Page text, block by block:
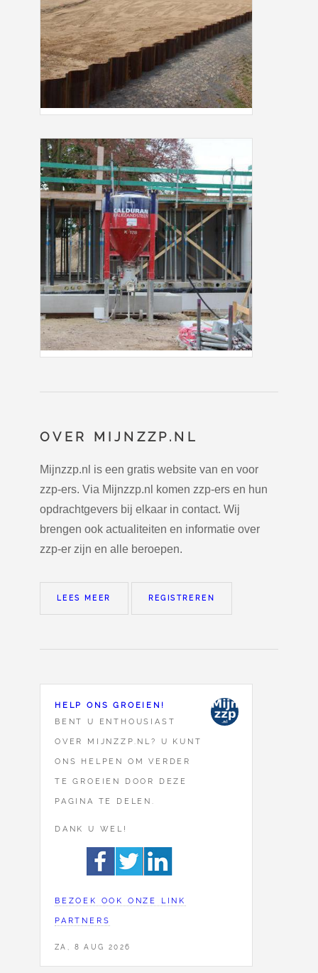
OVER MIJNZZP.NL
Mijnzzp.nl is een gratis website van en voor
zzp-ers. Via Mijnzzp.nl komen zzp-ers en hun
opdrachtgevers bij elkaar in contact. Wij
brengen ook actualiteiten en informatie over
zzp-er zijn en alle beroepen.
LEES MEER REGISTREREN
HELP ONS GROEIEN!
BENT U ENTHOUSIAST
OVER MIJNZZP.NL? U KUNT
ONS HELPEN OM VERDER
TE GROEIEN DOOR DEZE
PAGINA TE DELEN.
DANK U WEL!
BEZOEK OOK ONZE LINK
PARTNERS
ZA, 8 AUG 2026